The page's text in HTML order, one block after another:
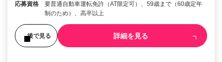
応募資格
要普通自動車運転免許（AT限定可）、59歳まで（60歳定年
制のため）、高卒以上
後で見る 詳細を見る